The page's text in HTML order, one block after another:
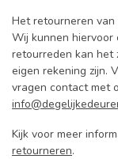
Het retourneren
Wij kunnen
retourreden kan het
eigen rekening zijn.
vragen contact met
Kijk voor meer
retourneren.